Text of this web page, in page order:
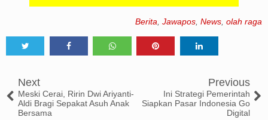
Berita Jawapos News olah raga
Next
Meski Cerai, Ririn Dwi Ariyanti-
Aldi Bragi Sepakat Asuh Anak
Bersama
Previous
Ini Strategi Pemerintah
Siapkan Pasar Indonesia Go
Digital